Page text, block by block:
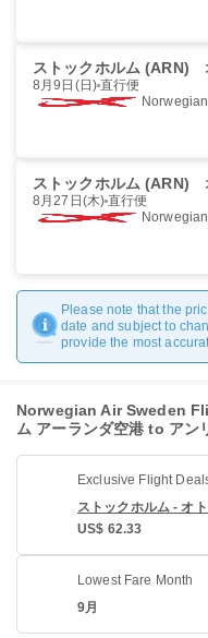
ストックホルム (ARN)
8月9日(日) 直行便
ストックホルム (ARN)
8月27日(木) 直行便
Please note that the
date and subject to
provide the most
Norwegian Air Sweden
ム アーランダ空港 to アン
Exclusive Flight
ストックホルム - オ
US$ 62.33
Lowest Fare Month
9月